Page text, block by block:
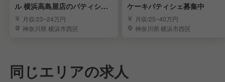
ル 横浜高島屋店のパティシエ
募集月収/23~24万円
神奈川県 横浜市西区
ケーキパティシェ募集中
月収/25~40万円
神奈川県 横浜市西区
同じエリアの求人